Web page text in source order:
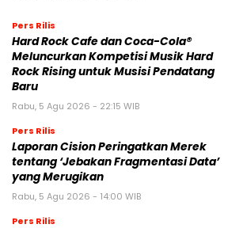
Pers Rilis
Hard Rock Cafe dan Coca-Cola®
Meluncurkan Kompetisi Musik Hard
Rock Rising untuk Musisi Pendatang
Baru
Rabu, 5 Agu 2026 - 22:15 WIB
Pers Rilis
Laporan Cision Peringatkan Merek
tentang ‘Jebakan Fragmentasi Data’
yang Merugikan
Rabu, 5 Agu 2026 - 14:00 WIB
Pers Rilis